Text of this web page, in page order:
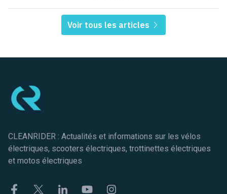
Voir tous les articles
CLEANRIDER : Actualités et informations sur les vélos
électriques, scooters électriques, trottinettes électriques
et motos électriques
FacebookTwitter LinkekinYoutubeInstagram